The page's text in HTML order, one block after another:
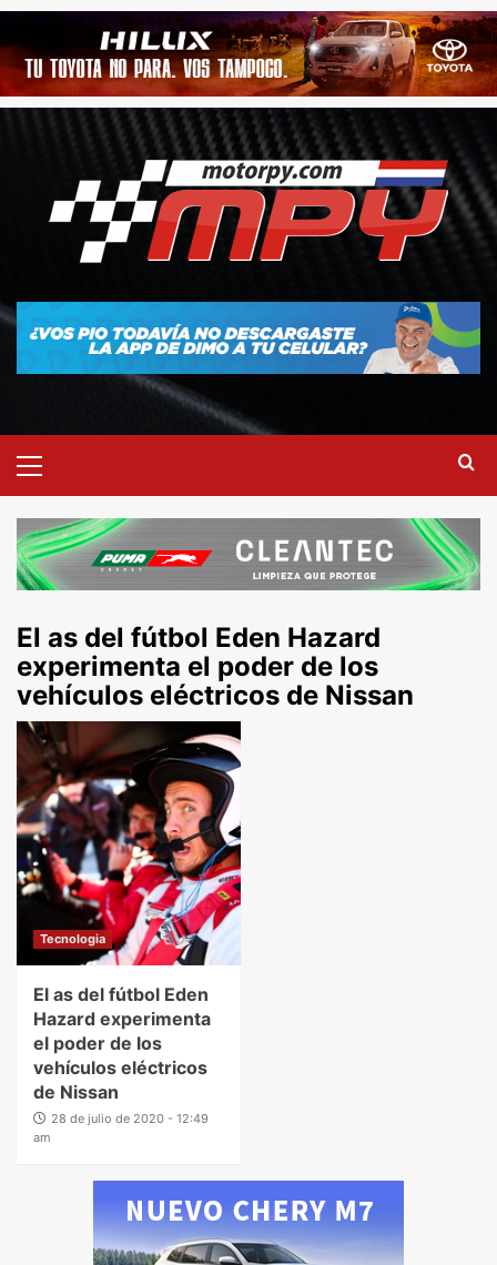
El as del fútbol Eden Hazard
experimenta el poder de los
vehículos eléctricos de Nissan
Tecnologia
El as del fútbol Eden
Hazard experimenta
el poder de los
vehículos eléctricos
de Nissan
28 de julio de 2020 - 12:49
am